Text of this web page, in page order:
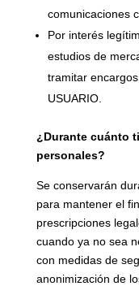
comunicaciones
Por interés
estudios de
tramitar
USUARIO.
¿Durante cuánto
personales?
Se conservarán
para mantener el
prescripciones
cuando ya no sea
con medidas de
anonimización de